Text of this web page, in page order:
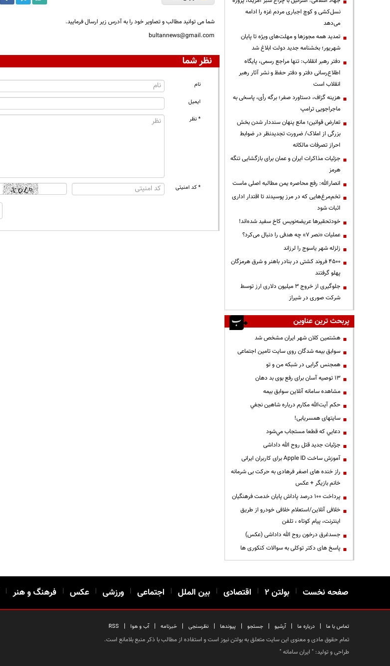
شما می توانید مطالب و تصاویر خود را به آدرس زیر ارسال فرمایید.
bultannews@gmail.com
نظر شما
نام
ایمیل
* نظر
* کد امنیتی
نسل‌کشی و کوچ اجباری مردم غزه را ادامه
می‌دهد
تمدید همه مجوزها و مهلت‌های ویژه تا پایان
شهریور؛ بخشنامه جدید دولت ابلاغ شد
دفتر رهبر انقلاب: تنها مراجع رسمی، پایگاه
اطلاع‌رسانی دفتر و دفتر حفظ و نشر آثار رهبر
انقلاب است
هزینه گزاف، دستاورد صفر؛ برگه رأی، پاسخی به
ماجراجویی ترامپ
تعارض قوانین؛ مانع پنهان سنددار شدن بخش
بزرگی از املاک/ ضرورت تجدیدنظر در ضوابط
احراز تصرفات مالکانه
جزئیات مذاکرات ایران و عمان برای بازگشایی تنگه
هرمز
انصارالله: رفع محاصره یمن مطالبه اصلی ماست
تخم‌مرغ‌هایی که در مرز پوسیدند تا اقتدار اداری
اثبات شود
خودتحقیرها عریضه‌نویس کاخ سفید شده‌اند!
عملیات «نصر ۷» چه هدفی را دنبال می‌کرد؟
زلزله شهر یاسوج را لرزاند
۴۵۰۰ فروند کشتی در بنادر باهنر و شرق هرمزگان
پهلو گرفتند
جلوگیری از خروج ۳ میلیون دلاری ارز توسط
شرکت صوری در شیراز
پربحث ترین عناوین
هشتمین کلان شهر ایران مشخص شد
سوابق بیمه شدگان روی سایت تامین اجتماعی
همجنس گرایی در شبکه من و تو
13 توصیه آسان برای رفع بوی بد دهان
مشاهده سامانه آنلاين سوابق بیمه
حكم آيت‌الله مكارم درباره شاهين نجفي
سایتهای همسریابی!
دعايي كه قطعا مستجاب مي‌شود
جزئیات جدید قتل روح الله داداشی
آموزش ساخت Apple ID برای کاربران ایرانی
راز خنده های اصغر فرهادی به حرکت بی شرمانه
خانم بازیگر + عکس
پرداخت ۱۰۰ درصد پاداش پایان خدمت فرهنگیان
خلافی آنلاین/استعلام خلافی خودرو از طریق
اینترنت، پیام کوتاه ، تلفن
جسدغرق درخون روح الله داداشی (عکس)
پاسخ های دکتر توکلی به سوالات کنکوری ها
صفحه نخست | بولتن ۲ | اقتصادی | بین الملل | اجتماعی | ورزشی | عکس | فرهنگ و هنر |
تماس با ما | درباره ما | آرشیو | جستجو | پیوندها | نظرسنجی | خبرنامه | آب و هوا |
RSS
تمام حقوق مادی و معنوی این سایت متعلق به بولتن نیوز است و استفاده از مطالب با ذکر منبع بلامانع است.
طراحی و تولید: " ایران سامانه"